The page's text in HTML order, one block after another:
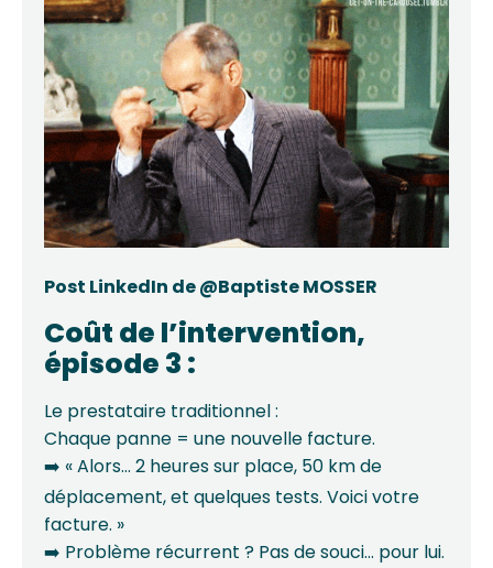
Post LinkedIn de @Baptiste MOSSER
Coût de l’intervention,
épisode 3 :
Le prestataire traditionnel :
Chaque panne = une nouvelle facture.
➡️ « Alors… 2 heures sur place, 50 km de
déplacement, et quelques tests. Voici votre
facture. »
➡️ Problème récurrent ? Pas de souci… pour lui.